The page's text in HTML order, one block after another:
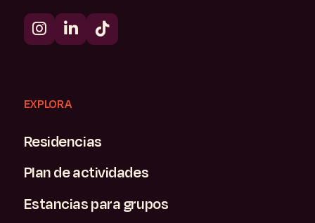
EXPLORA
Residencias
Plan de actividades
Estancias para grupos